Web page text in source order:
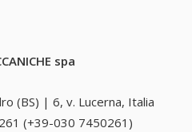
spa
(BS) | 6, v. Lucerna, Italia
(+39-030 7450261)